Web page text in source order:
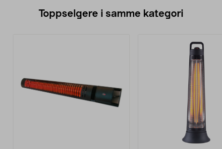
Toppselgere i samme kategori